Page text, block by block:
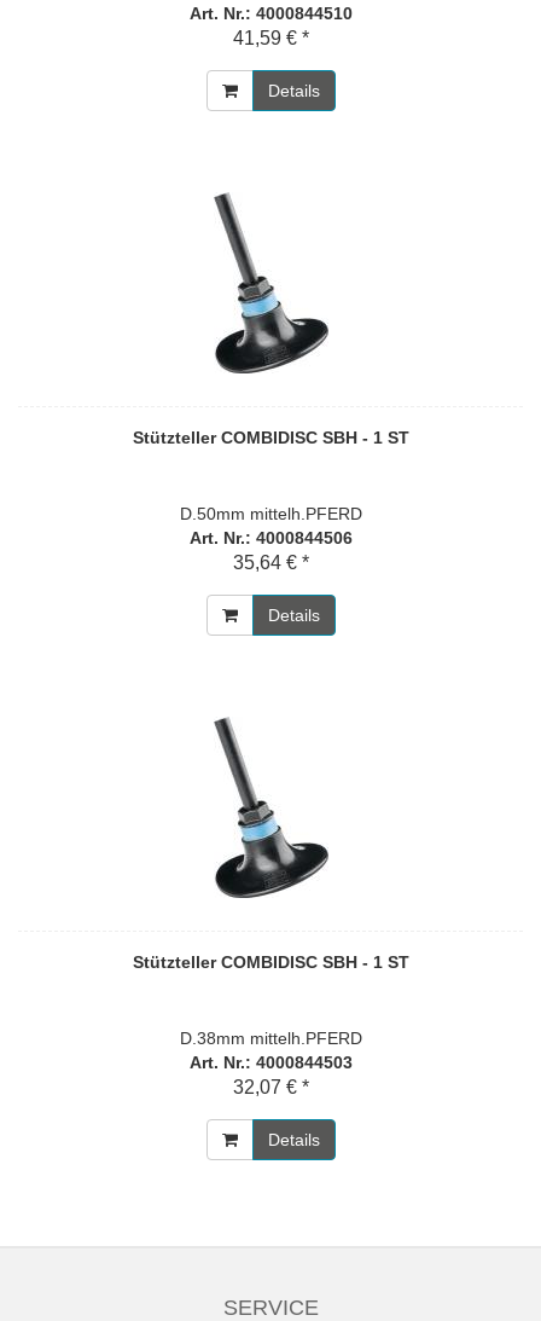
Art. Nr.: 4000844510
41,59 € *
Details
Stützteller COMBIDISC SBH - 1 ST
D.50mm mittelh.PFERD
Art. Nr.: 4000844506
35,64 € *
Details
Stützteller COMBIDISC SBH - 1 ST
D.38mm mittelh.PFERD
Art. Nr.: 4000844503
32,07 € *
Details
SERVICE